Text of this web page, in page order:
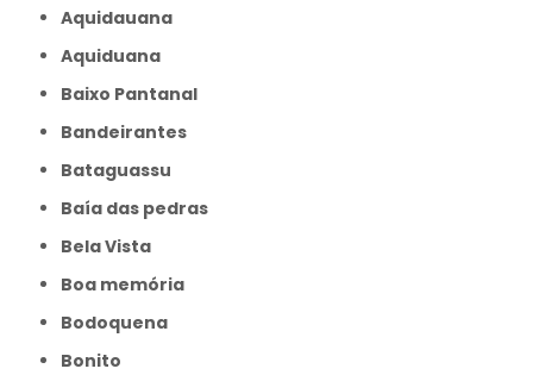
Aquidauana
Aquiduana
Baixo Pantanal
Bandeirantes
Bataguassu
Baía das pedras
Bela Vista
Boa memória
Bodoquena
Bonito